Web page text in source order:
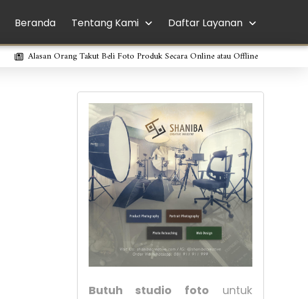
Beranda Tentang Kami Daftar Layanan
Alasan Orang Takut Beli Foto Produk Secara Online atau Offline
Butuh studio foto untuk